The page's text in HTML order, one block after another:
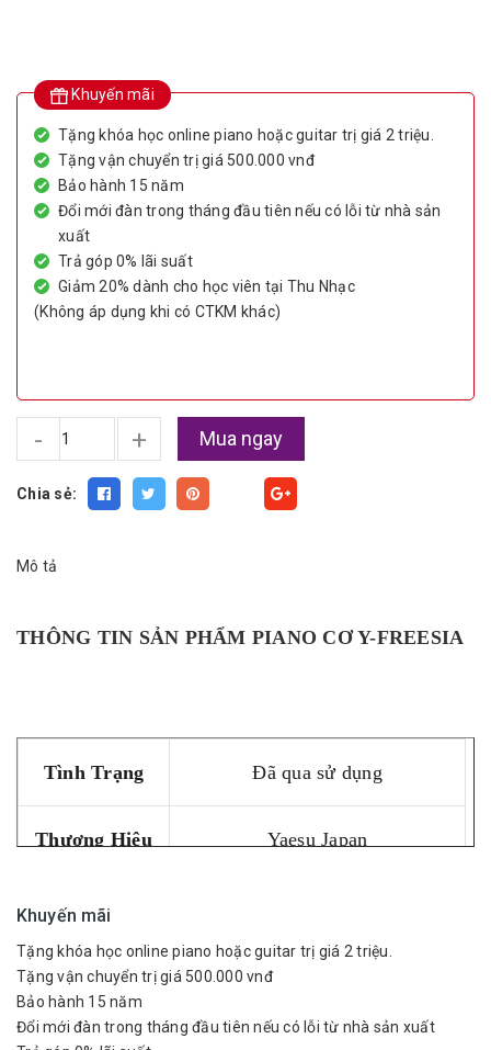
Khuyến mãi
Tặng khóa học online piano hoặc guitar trị giá 2 triệu.
Tặng vận chuyển trị giá 500.000 vnđ
Bảo hành 15 năm
Đổi mới đàn trong tháng đầu tiên nếu có lỗi từ nhà sản
xuất
Trả góp 0% lãi suất
Giảm 20% dành cho học viên tại Thu Nhạc
(Không áp dụng khi có CTKM khác)
- + Mua ngay
Chia sẻ:
Mô tả
THÔNG TIN SẢN PHẨM PIANO CƠ Y-FREESIA
Tình Trạng Đã qua sử dụng
Thương Hiệu Yaesu Japan
Xuất Xứ
Kích Thước 131(H)-153(W)-65(D)cm
Trọng Lượng
Khuyến mãi
Tặng khóa học online piano hoặc guitar trị giá 2 triệu.
Tặng vận chuyển trị giá 500.000 vnđ
Bảo hành 15 năm
Đổi mới đàn trong tháng đầu tiên nếu có lỗi từ nhà sản xuất